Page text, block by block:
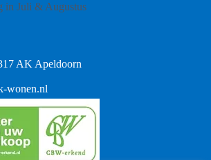
in Juli & Augustus
AK Apeldoorn
wonen.nl